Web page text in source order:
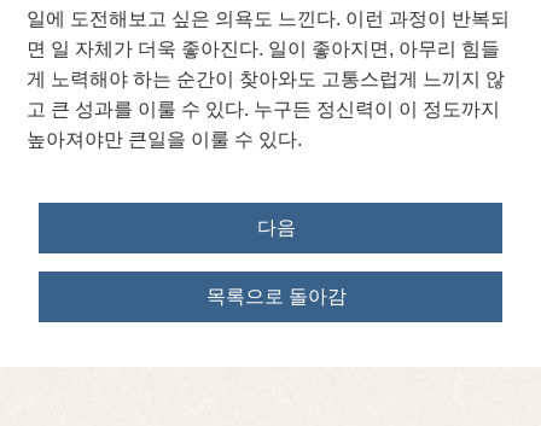
일에 도전해보고 싶은 의욕도 느낀다. 이런 과정이 반복되
면 일 자체가 더욱 좋아진다. 일이 좋아지면, 아무리 힘들
게 노력해야 하는 순간이 찾아와도 고통스럽게 느끼지 않
고 큰 성과를 이룰 수 있다. 누구든 정신력이 이 정도까지
높아져야만 큰일을 이룰 수 있다.
다음
목록으로 돌아감